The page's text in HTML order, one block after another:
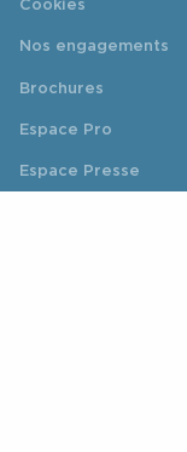
Cookies
Nos engagements
Brochures
Espace Pro
Espace Presse